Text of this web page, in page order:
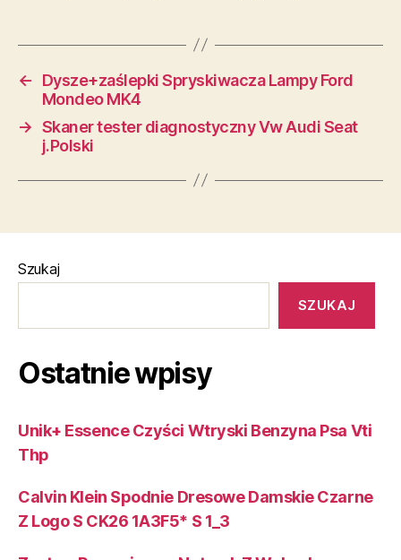
←
Dysze+zaślepki Spryskiwacza Lampy Ford
Mondeo MK4
→ Skaner tester diagnostyczny Vw Audi Seat
j.Polski
Szukaj
SZUKAJ
Ostatnie wpisy
Unik+ Essence Czyści Wtryski Benzyna Psa Vti
Thp
Calvin Klein Spodnie Dresowe Damskie Czarne
Z Logo S CK26 1A3F5* S 1_3